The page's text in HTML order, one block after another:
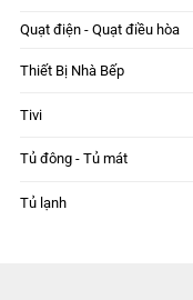
Quạt điện - Quạt điều hòa
Thiết Bị Nhà Bếp
Tivi
Tủ đông - Tủ mát
Tủ lạnh